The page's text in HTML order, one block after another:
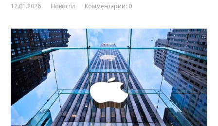
12.01.2026 Новости Комментарии: 0